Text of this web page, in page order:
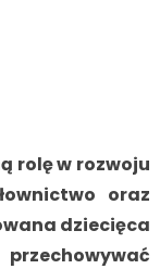
rolę w rozwoju
oraz
dziecięca